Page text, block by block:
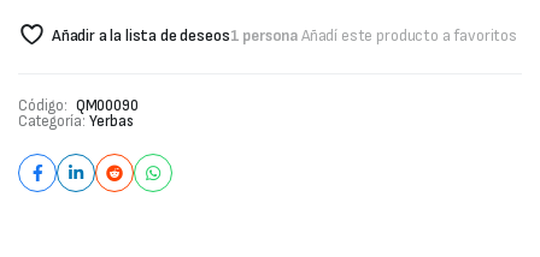
Hoja
Añadir a la lista de deseos1 personaAñadí este producto a favoritos
Código: QM00090
Categoría: Yerbas